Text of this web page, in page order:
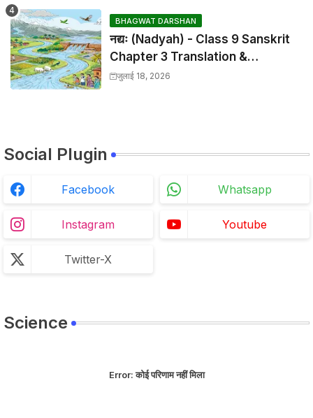
BHAGWAT DARSHAN
नद्यः (Nadyah) - Class 9 Sanskrit
Chapter 3 Translation &
Solutions
जुलाई 18, 2026
Social Plugin
Facebook Whatsapp
Instagram Youtube
Twitter-X
Science
Error:कोई परिणाम नहीं मिला